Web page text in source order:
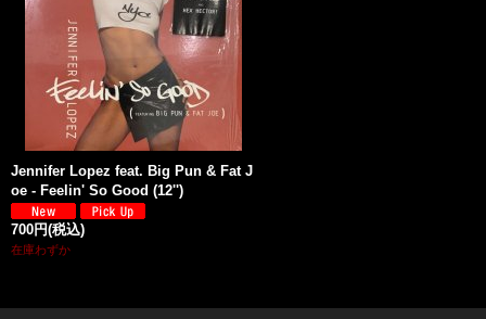
Jennifer Lopez feat. Big Pun & Fat J
oe - Feelin' So Good (12'')
700円(税込)
在庫わずか